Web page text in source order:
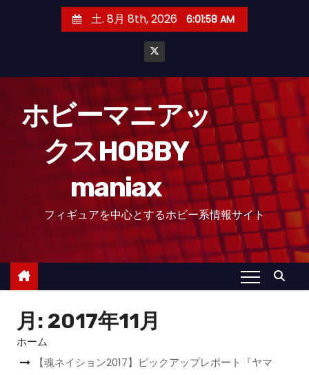
土. 8月 8th, 2026 6:01:59 AM
ホビーマニアッ
クスHOBBY
maniax
フィギュアを中心とするホビー系情報サイト
月: 2017年11月
ホーム
【魂ネイション2017】ピックアップレポート『ヤマ